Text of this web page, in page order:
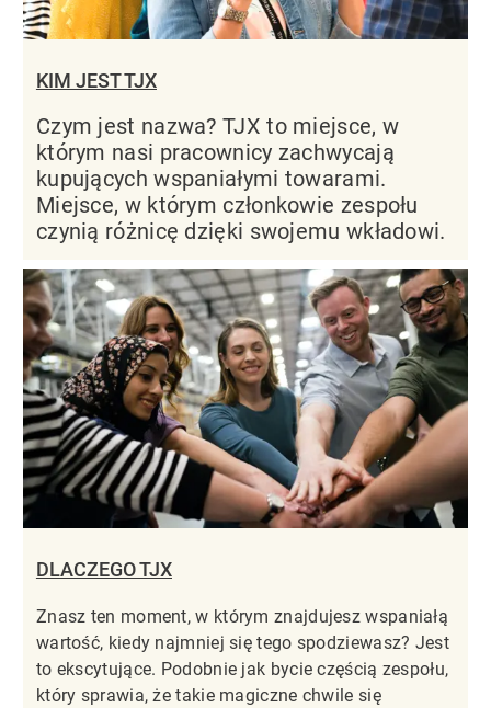
KIM JEST TJX
Czym jest nazwa? TJX to miejsce, w
którym nasi pracownicy zachwycają
kupujących wspaniałymi towarami.
Miejsce, w którym członkowie zespołu
czynią różnicę dzięki swojemu wkładowi.
DLACZEGO TJX
Znasz ten moment, w którym znajdujesz wspaniałą
wartość, kiedy najmniej się tego spodziewasz? Jest
to ekscytujące. Podobnie jak bycie częścią zespołu,
który sprawia, że takie magiczne chwile się